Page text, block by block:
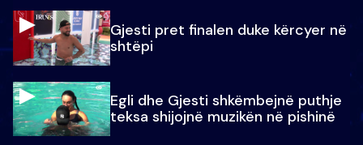
Gjesti pret finalen duke kërcyer në
shtëpi
Egli dhe Gjesti shkëmbejnë puthje
teksa shijojnë muzikën në pishinë